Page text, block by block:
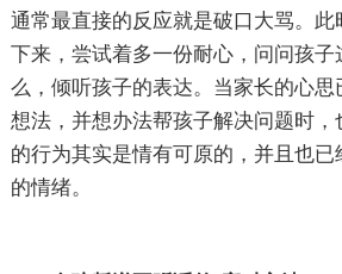
通常最直接的反应就是破口大骂。
下来，尝试着多一份耐心，问问孩
么，倾听孩子的表达。当家长的心思
想法，并想办法帮孩子解决问题时，
的行为其实是情有可原的，并且也
的情绪。